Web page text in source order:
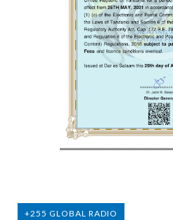
+255 GLOBAL RADIO